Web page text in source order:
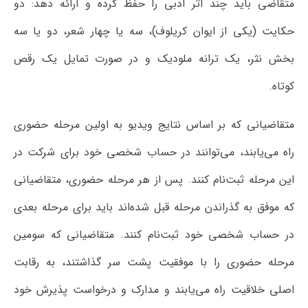
متقاضی باید چند اثر ادبی را حفظ کرده و ارائه دهد: دو
حکایت (یکی از ایوان کریلوف)، سه یا چهار شعر، دو یا سه
بخش نثر، یک ترانه ملودیک و در صورت تمایل یک رقص
کوتاه.
متقاضیانی که بر اساس نتایج ویدیو به اولین مرحله حضوری
راه می‌یابند، می‌توانند در حساب شخصی خود برای شرکت در
این مرحله ثبت‌نام کنند. پس از هر مرحله حضوری، متقاضیانی
که موفق به گذراندن مرحله قبل شده‌اند باید برای مرحله بعدی
در حساب شخصی خود ثبت‌نام کنند. متقاضیانی که سومین
مرحله حضوری را با موفقیت پشت سر گذاشتند، به رقابت
اصلی خلاقیت راه می‌یابند و مدارک و درخواست پذیرش خود